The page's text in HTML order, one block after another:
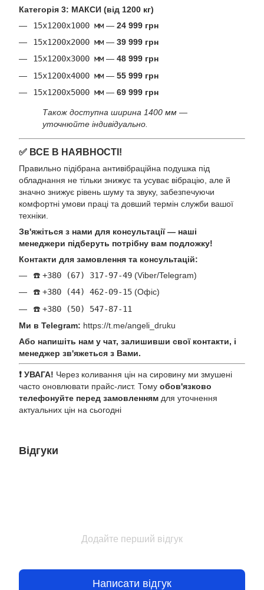
Категорія 3: МАКСИ (від 1200 кг)
15х1200х1000 мм — 24 999 грн
15х1200х2000 мм — 39 999 грн
15х1200х3000 мм — 48 999 грн
15х1200х4000 мм — 55 999 грн
15х1200х5000 мм — 69 999 грн
Також доступна ширина 1400 мм —
уточнюйте індивідуально.
✅ ВСЕ В НАЯВНОСТІ!
Правильно підібрана антивібраційна подушка під
обладнання не тільки знижує та усуває вібрацію, але й
значно знижує рівень шуму та звуку, забезпечуючи
комфортні умови праці та довший термін служби вашої
техніки.
Зв'яжіться з нами для консультації — наші
менеджери підберуть потрібну вам подложку!
Контакти для замовлення та консультацій:
☎️ +380 (67) 317-97-49 (Viber/Telegram)
☎️ +380 (44) 462-09-15 (Офіс)
☎️ +380 (50) 547-87-11
Ми в Telegram: https://t.me/angeli_druku
Або напишіть нам у чат, залишивши свої контакти, і
менеджер зв'яжеться з Вами.
❗ УВАГА! Через коливання цін на сировину ми змушені
часто оновлювати прайс-лист. Тому обов'язково
телефонуйте перед замовленням для уточнення
актуальних цін на сьогодні
Відгуки
Додайте перший відгук
Написати відгук